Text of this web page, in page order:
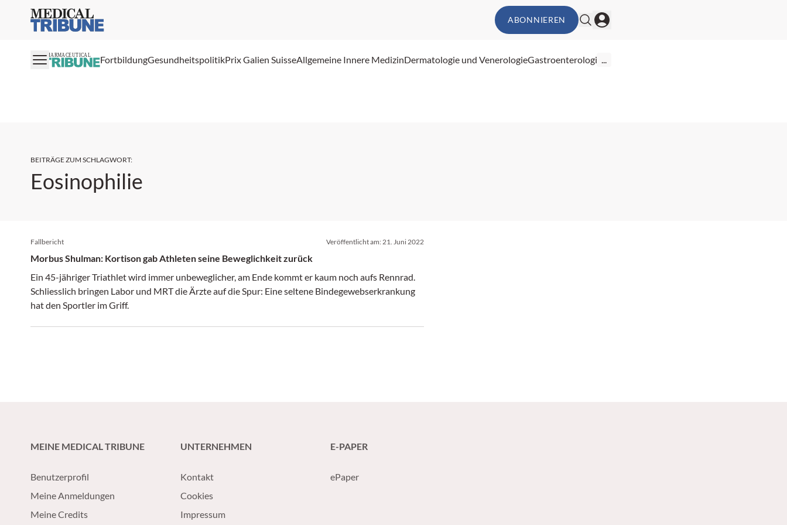
Medical Tribune ABONNIEREN
PHARMACEUTICAL FortbildungGesundheitspolitikPrix Galien SuisseAllgemeine Innere MedizinDermatologie und VenerologieGastroenterologie...
BEITRÄGE ZUM SCHLAGWORT:
Eosinophilie
Fallbericht Veröffentlicht am: 21. Juni 2022
Morbus Shulman: Kortison gab Athleten seine Beweglichkeit zurück
Ein 45-jähriger Triathlet wird immer unbeweglicher, am Ende kommt er kaum noch aufs Rennrad.
Schliesslich bringen Labor und MRT die Ärzte auf die Spur: Eine seltene Bindegewebserkrankung
hat den Sportler im Griff.
MEINE MEDICAL TRIBUNE
Benutzerprofil
Meine Anmeldungen
Meine Credits
UNTERNEHMEN
Kontakt
Cookies
Impressum
E-PAPER
ePaper